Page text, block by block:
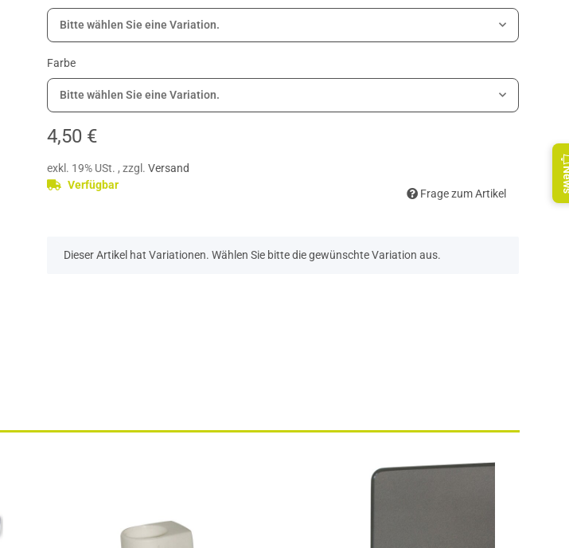
Bitte wählen Sie eine Variation.
Farbe
Bitte wählen Sie eine Variation.
4,50 €
exkl. 19% USt. , zzgl. Versand
Verfügbar
Frage zum Artikel
x
Dieser Artikel hat Variationen. Wählen Sie bitte die gewünschte Variation aus.